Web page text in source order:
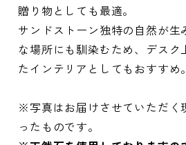
贈り物としても最適。
サンドストーン独特の自然が生
な場所にも馴染むため、デスク
たインテリアとしてもおすすめ。
※写真はお届けさせていただく
ったものです。